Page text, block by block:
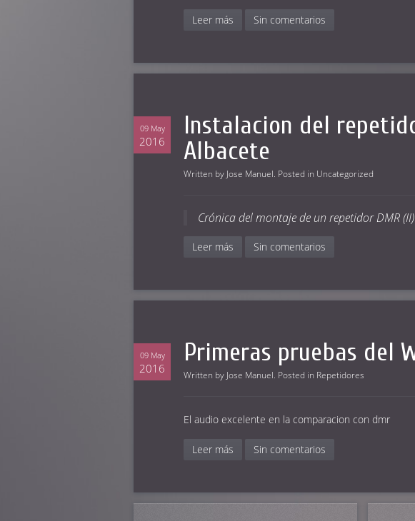
Leer más Sin comentarios
09 May
2016
Instalacion del
Albacete
Written by Jose Manuel. Posted in Uncategorized
Crónica del montaje de un repetidor DMR (II)
Leer más Sin comentarios
09 May
2016
Primeras pruebas del
Written by Jose Manuel. Posted in Repetidores
El audio excelente en la comparacion con dmr
Leer más Sin comentarios